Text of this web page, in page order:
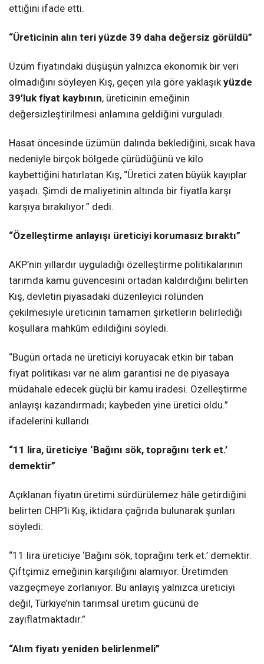
ettiğini ifade etti.
“Üreticinin alın teri yüzde 39 daha değersiz görüldü”
Üzüm fiyatındaki düşüşün yalnızca ekonomik bir veri
olmadığını söyleyen Kış, geçen yıla göre yaklaşık yüzde
39’luk fiyat kaybının, üreticinin emeğinin
değersizleştirilmesi anlamına geldiğini vurguladı.
Hasat öncesinde üzümün dalında beklediğini, sıcak hava
nedeniyle birçok bölgede çürüdüğünü ve kilo
kaybettiğini hatırlatan Kış, “Üretici zaten büyük kayıplar
yaşadı. Şimdi de maliyetinin altında bir fiyatla karşı
karşıya bırakılıyor.” dedi.
“Özelleştirme anlayışı üreticiyi korumasız bıraktı”
AKP’nin yıllardır uyguladığı özelleştirme politikalarının
tarımda kamu güvencesini ortadan kaldırdığını belirten
Kış, devletin piyasadaki düzenleyici rolünden
çekilmesiyle üreticinin tamamen şirketlerin belirlediği
koşullara mahkûm edildiğini söyledi.
“Bugün ortada ne üreticiyi koruyacak etkin bir taban
fiyat politikası var ne alım garantisi ne de piyasaya
müdahale edecek güçlü bir kamu iradesi. Özelleştirme
anlayışı kazandırmadı; kaybeden yine üretici oldu.”
ifadelerini kullandı.
“11 lira, üreticiye ‘Bağını sök, toprağını terk et.’
demektir”
Açıklanan fiyatın üretimi sürdürülemez hâle getirdiğini
belirten CHP’li Kış, iktidara çağrıda bulunarak şunları
söyledi:
“11 lira üreticiye ‘Bağını sök, toprağını terk et.’ demektir.
Çiftçimiz emeğinin karşılığını alamıyor. Üretimden
vazgeçmeye zorlanıyor. Bu anlayış yalnızca üreticiyi
değil, Türkiye’nin tarımsal üretim gücünü de
zayıflatmaktadır.”
“Alım fiyatı yeniden belirlenmeli”